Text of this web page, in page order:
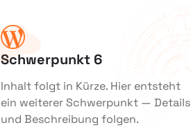
Schwerpunkt 6
Inhalt folgt in Kürze. Hier entsteht
ein weiterer Schwerpunkt — Details
und Beschreibung folgen.